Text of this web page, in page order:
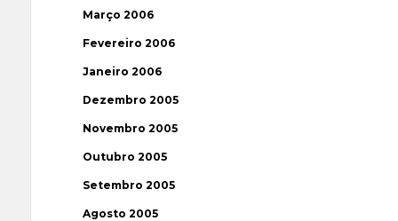
Março 2006
Fevereiro 2006
Janeiro 2006
Dezembro 2005
Novembro 2005
Outubro 2005
Setembro 2005
Agosto 2005